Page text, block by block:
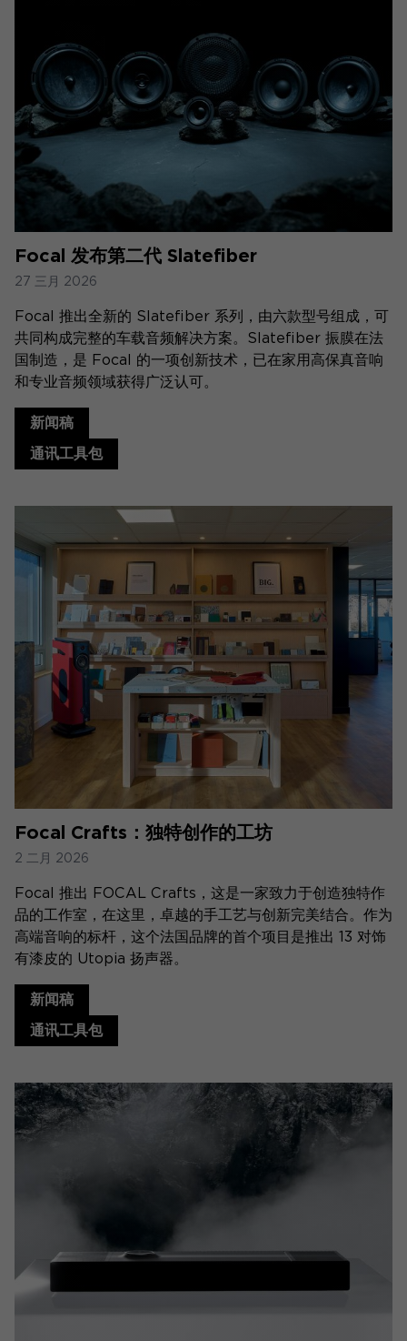
Focal 发布第二代 Slatefiber
27 三月 2026
Focal 推出全新的 Slatefiber 系列，由六款型号组成，可
共同构成完整的车载音频解决方案。Slatefiber 振膜在法
国制造，是 Focal 的一项创新技术，已在家用高保真音响
和专业音频领域获得广泛认可。
新闻稿
通讯工具包
Focal Crafts：独特创作的工坊
2 二月 2026
Focal 推出 FOCAL Crafts，这是一家致力于创造独特作
品的工作室，在这里，卓越的手工艺与创新完美结合。作为
高端音响的标杆，这个法国品牌的首个项目是推出 13 对饰
有漆皮的 Utopia 扬声器。
新闻稿
通讯工具包